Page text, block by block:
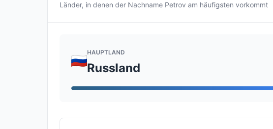
Länder, in denen der Nachname Petrov am häufigsten vorkommt
HAUPTLAND
Russland